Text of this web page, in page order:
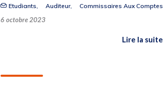
Etudiants, Auditeur, Commissaires Aux Comptes
6 octobre 2023
Lire la suite